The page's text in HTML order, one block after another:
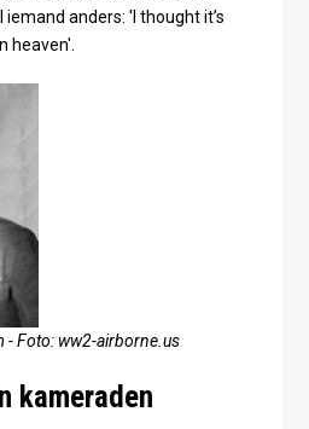
anders: 'I thought it’s
heaven'.
- Foto: ww2-airborne.us
kameraden